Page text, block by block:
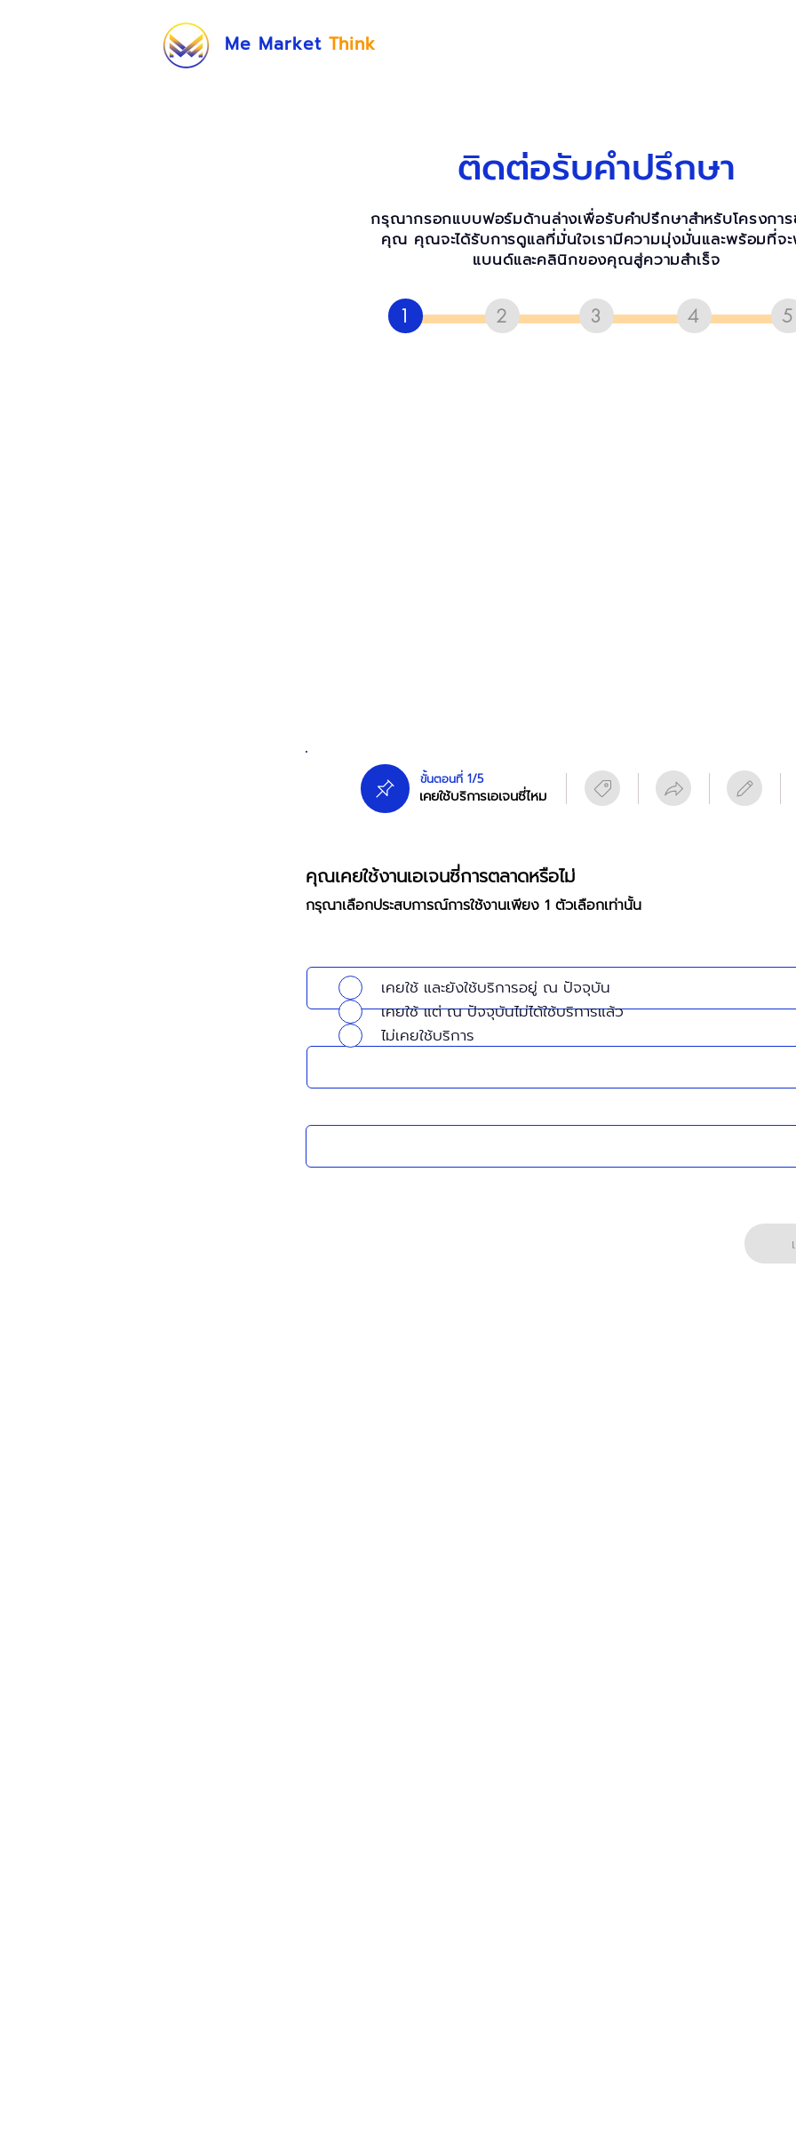
Me Market Think
ติดต่อรับคำปรึกษา
กรุณากรอกแบบฟอร์มด้านล่างเพื่อรับคำปรึกษาสำหรับโครงกา
คุณ คุณจะได้รับการดูแลที่มั่นใจเรามีความมุ่งมั่นและพร้อมที่จ
แบนด์และคลินิกของคุณสู่ความสำเร็จ
2 3 5
4
1
ขั้นตอนที่ 1/5
เคยใช้บริการเอเจนซี่ไหม
คุณเคยใช้งานเอเจนซี่การตลาดหรือไม่
กรุณาเลือกประสบการณ์การใช้งานเพียง 1 ตัวเลือกเท่านั้น
เคยใช้ และยังใช้บริการอยู่ ณ ปัจจุบัน
เคยใช้ แต่ ณ ปัจจุบันไม่ได้ใช้บริการแล้ว
ไม่เคยใช้บริการ